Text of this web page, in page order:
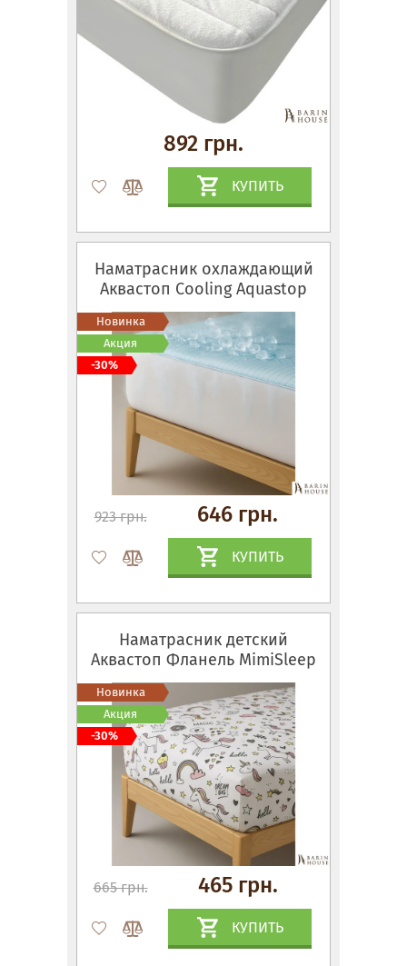
892 грн.
КУПИТЬ
Наматрасник охлаждающий
Аквастоп Cooling Aquastop
923 грн. 646 грн.
КУПИТЬ
Новинка
Акция
-30%
Наматрасник детский
Аквастоп Фланель MimiSleep
665 грн. 465 грн.
КУПИТЬ
Новинка
Акция
-30%